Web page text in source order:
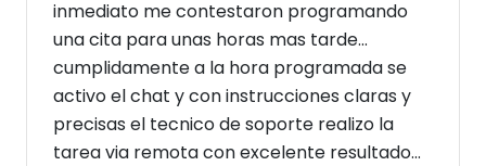
inmediato me contestaron programando
una cita para unas horas mas tarde...
cumplidamente a la hora programada se
activo el chat y con instrucciones claras y
precisas el tecnico de soporte realizo la
tarea via remota con excelente resultado...